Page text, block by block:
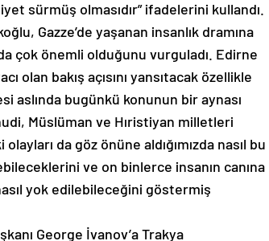
sürmüş olmasıdır” ifadelerini kullandı.
Gazze’de yaşanan insanlık dramına
çok önemli olduğunu vurguladı. Edirne
olan bakış açısını yansıtacak özellikle
aslında bugünkü konunun bir aynası
Müslüman ve Hıristiyan milletleri
da göz önüne aldığımızda nasıl bu
ve on binlerce insanın canına
yok edilebileceğini göstermiş
George İvanov’a Trakya